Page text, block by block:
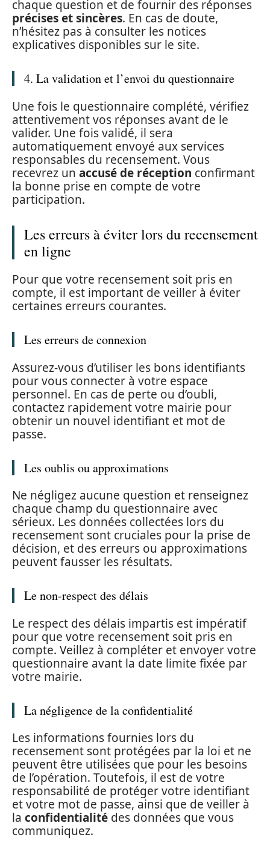
chaque question et de fournir des réponses
précises et sincères. En cas de doute,
n’hésitez pas à consulter les notices
explicatives disponibles sur le site.
4. La validation et l’envoi du questionnaire
Une fois le questionnaire complété, vérifiez
attentivement vos réponses avant de le
valider. Une fois validé, il sera
automatiquement envoyé aux services
responsables du recensement. Vous
recevrez un accusé de réception confirmant
la bonne prise en compte de votre
participation.
Les erreurs à éviter lors du recensement
en ligne
Pour que votre recensement soit pris en
compte, il est important de veiller à éviter
certaines erreurs courantes.
Les erreurs de connexion
Assurez-vous d’utiliser les bons identifiants
pour vous connecter à votre espace
personnel. En cas de perte ou d’oubli,
contactez rapidement votre mairie pour
obtenir un nouvel identifiant et mot de
passe.
Les oublis ou approximations
Ne négligez aucune question et renseignez
chaque champ du questionnaire avec
sérieux. Les données collectées lors du
recensement sont cruciales pour la prise de
décision, et des erreurs ou approximations
peuvent fausser les résultats.
Le non-respect des délais
Le respect des délais impartis est impératif
pour que votre recensement soit pris en
compte. Veillez à compléter et envoyer votre
questionnaire avant la date limite fixée par
votre mairie.
La négligence de la confidentialité
Les informations fournies lors du
recensement sont protégées par la loi et ne
peuvent être utilisées que pour les besoins
de l’opération. Toutefois, il est de votre
responsabilité de protéger votre identifiant
et votre mot de passe, ainsi que de veiller à
la confidentialité des données que vous
communiquez.